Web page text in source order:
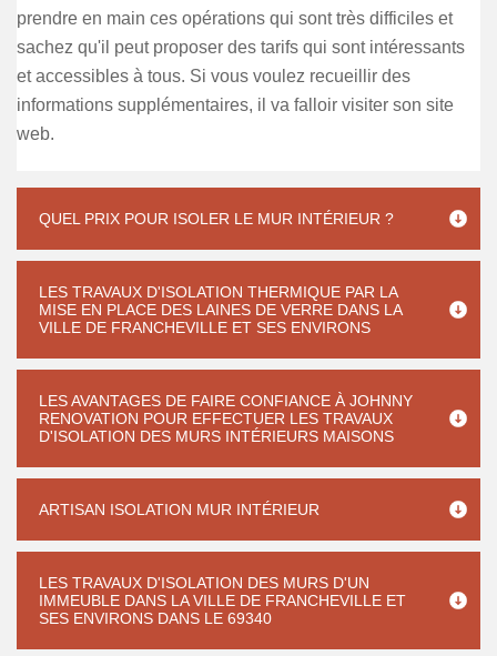
prendre en main ces opérations qui sont très difficiles et
sachez qu'il peut proposer des tarifs qui sont intéressants
et accessibles à tous. Si vous voulez recueillir des
informations supplémentaires, il va falloir visiter son site
web.
QUEL PRIX POUR ISOLER LE MUR INTÉRIEUR ?
LES TRAVAUX D'ISOLATION THERMIQUE PAR LA
MISE EN PLACE DES LAINES DE VERRE DANS LA
VILLE DE FRANCHEVILLE ET SES ENVIRONS
LES AVANTAGES DE FAIRE CONFIANCE À JOHNNY
RENOVATION POUR EFFECTUER LES TRAVAUX
D'ISOLATION DES MURS INTÉRIEURS MAISONS
ARTISAN ISOLATION MUR INTÉRIEUR
LES TRAVAUX D'ISOLATION DES MURS D'UN
IMMEUBLE DANS LA VILLE DE FRANCHEVILLE ET
SES ENVIRONS DANS LE 69340